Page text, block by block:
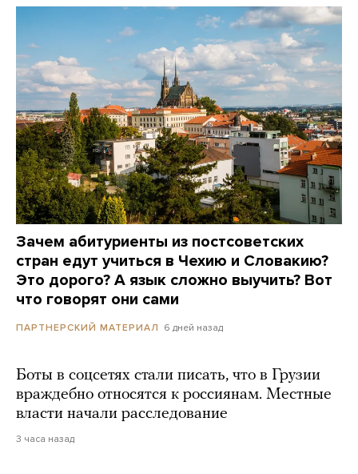
Зачем абитуриенты из постсоветских
стран едут учиться в Чехию и Словакию?
Это дорого? А язык сложно выучить? Вот
что говорят они сами
ПАРТНЕРСКИЙ МАТЕРИАЛ 6 дней назад
Боты в соцсетях стали писать, что в Грузии
враждебно относятся к россиянам. Местные
власти начали расследование
3 часа назад